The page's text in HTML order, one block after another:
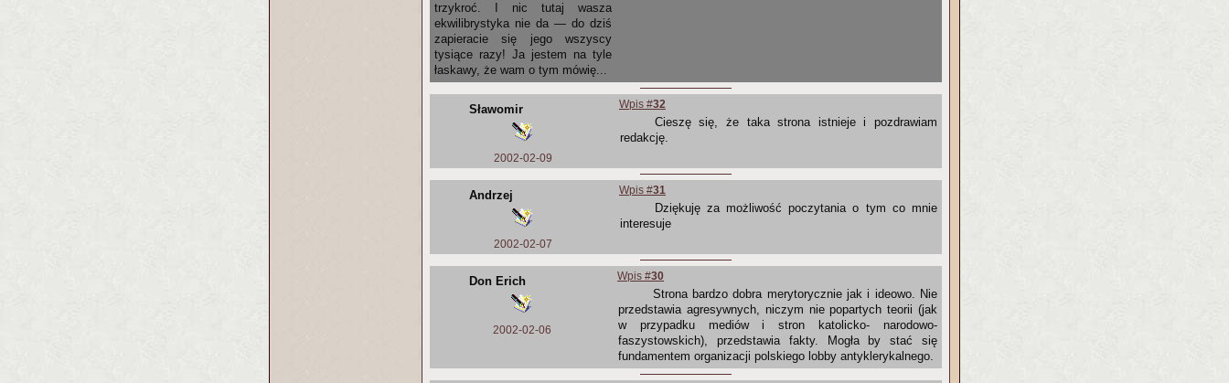
trzykroć. I nic tutaj wasza
ekwilibrystyka nie da — do dziś
zapieracie się jego wszyscy
tysiące razy! Ja jestem na tyle
łaskawy, że wam o tym mówię...
Sławomir
2002-02-09
Wpis #32
Cieszę się, że taka strona istnieje i pozdrawiam
redakcję.
Andrzej
2002-02-07
Wpis #31
Dziękuję za możliwość poczytania o tym co mnie
interesuje
Don Erich
2002-02-06
Wpis #30
Strona bardzo dobra merytorycznie jak i ideowo. Nie
przedstawia agresywnych, niczym nie popartych teorii (jak
w przypadku mediów i stron katolicko- narodowo-
faszystowskich), przedstawia fakty. Mogła by stać się
fundamentem organizacji polskiego lobby antyklerykalnego.